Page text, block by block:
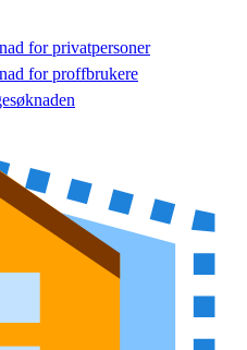
for privatpersoner
for proffbrukere